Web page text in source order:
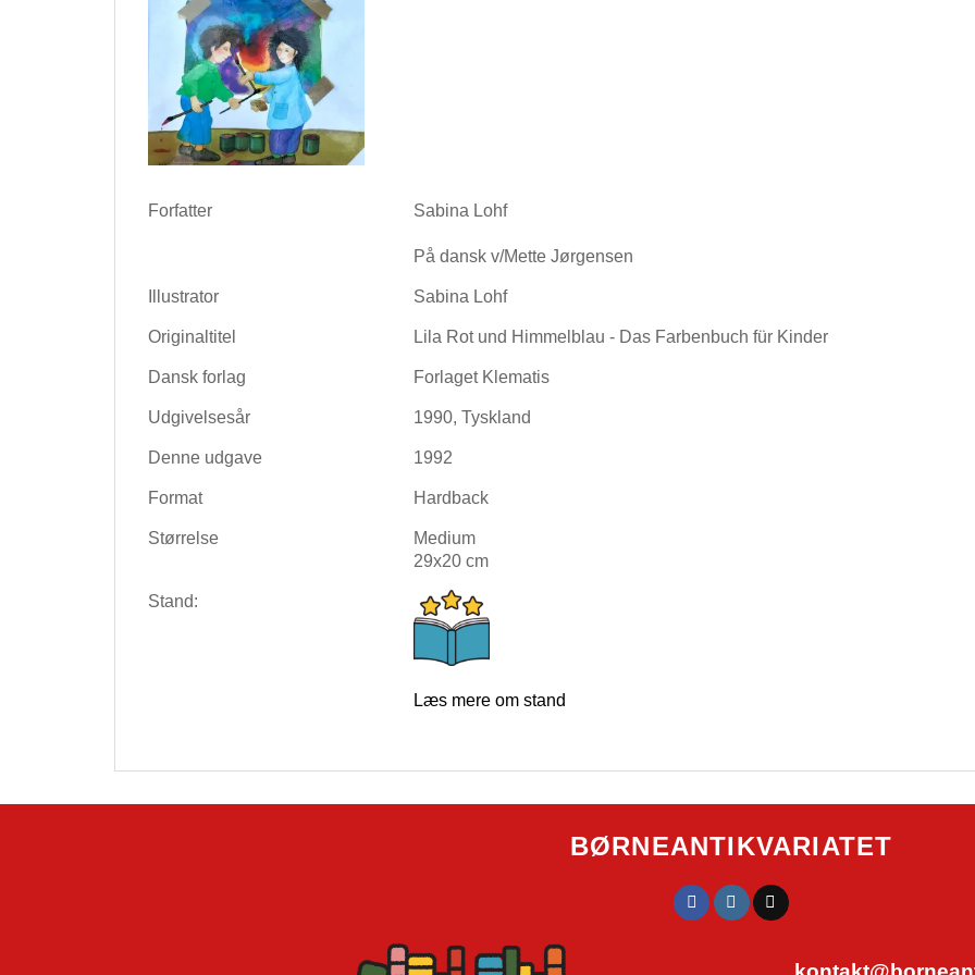
Forfatter Sabina Lohf
På dansk v/Mette Jørgensen
Illustrator Sabina Lohf
Originaltitel Lila Rot und Himmelblau - Das Farbenbuch für Kinder
Dansk forlag Forlaget Klematis
Udgivelsesår 1990, Tyskland
Denne udgave 1992
Format Hardback
Størrelse
Medium
29x20 cm
Stand:
Læs mere om stand
BØRNEANTIKVARIATET